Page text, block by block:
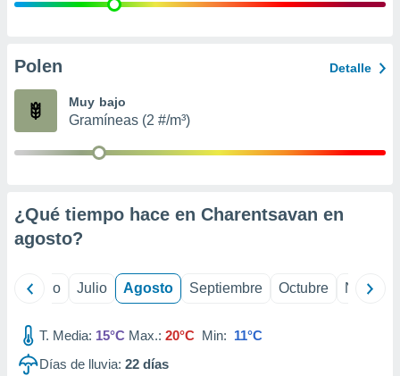
e
publicidad
Polen Detalle
Muy bajo
Gramíneas (2 #/m³)
¿Qué tiempo hace en Charentsavan en
agosto?
Junio Julio Agosto Septiembre Octubre
T. Media: 15°C Max.: 20°C Min: 11°C
Días de lluvia: 22 días